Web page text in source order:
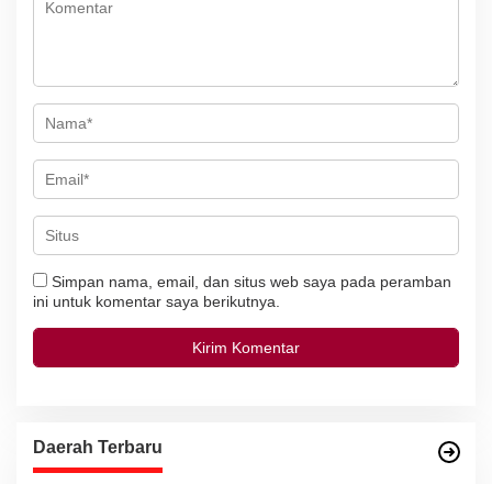
o
Simpan nama, email, dan situs web saya pada peramban
ini untuk komentar saya berikutnya.
Daerah Terbaru